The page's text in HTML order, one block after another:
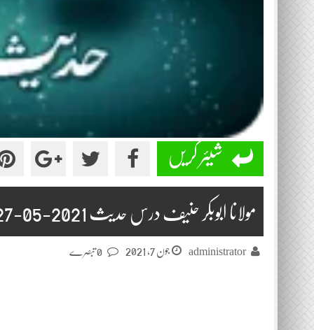
شیئر کریں
مولانا ابوبکر حنیف درس حدیث 2021-05-27
administrator جون 7, 2021